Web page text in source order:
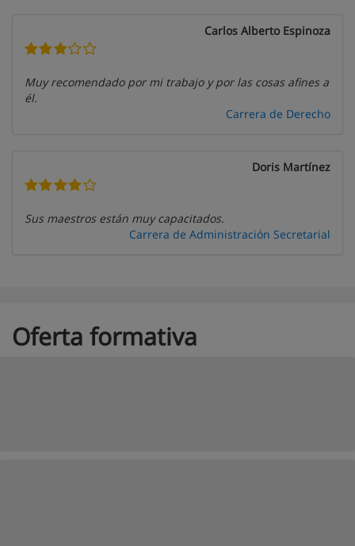
Carlos Alberto Espinoza
Muy recomendado por mi trabajo y por las cosas afines a
él.
Carrera de Derecho
Doris Martínez
Sus maestros están muy capacitados.
Carrera de Administración Secretarial
Oferta formativa